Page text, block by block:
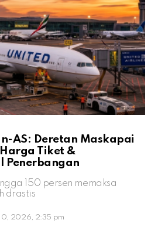
AS: Deretan Maskapai
Tiket &
Penerbangan
150 persen memaksa
drastis
2026, 2:35 pm